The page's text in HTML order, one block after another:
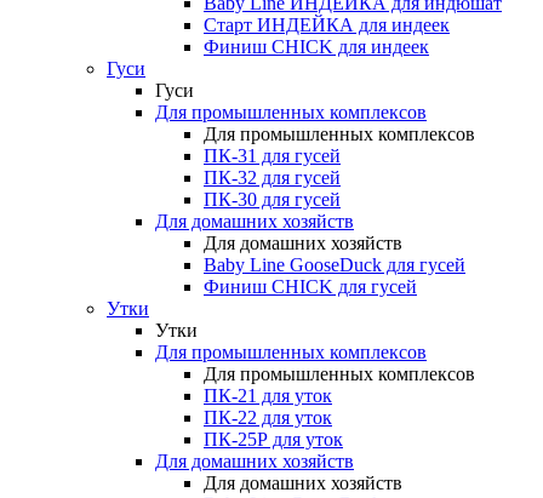
Старт ИНДЕЙКА для индеек
Финиш CHICK для индеек
Гуси
Гуси
Для промышленных комплексов
Для промышленных комплексов
ПК-31 для гусей
ПК-32 для гусей
ПК-30 для гусей
Для домашних хозяйств
Для домашних хозяйств
Baby Line GooseDuck для гусей
Финиш CHICK для гусей
Утки
Утки
Для промышленных комплексов
Для промышленных комплексов
ПК-21 для уток
ПК-22 для уток
ПК-25Р для уток
Для домашних хозяйств
Для домашних хозяйств